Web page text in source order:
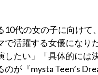
10代の女の子に向けて
で活躍する女優にな
したい」「具体的には
が『mysta Teen’s